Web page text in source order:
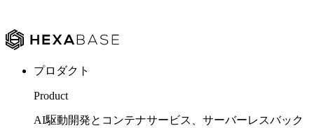
プロダクト
Product
AI駆動開発とコンテナサービス、サーバーレスバック